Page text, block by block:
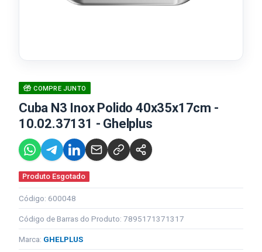
COMPRE JUNTO
Cuba N3 Inox Polido 40x35x17cm -
10.02.37131 - Ghelplus
Produto Esgotado
Código: 600048
Código de Barras do Produto: 7895171371317
Marca: GHELPLUS